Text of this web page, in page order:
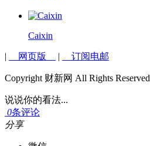
Caixin
| 网页版 | 订阅电邮
Copyright 财新网 All Rights Reserved
说说你的看法...
0条评论
分享